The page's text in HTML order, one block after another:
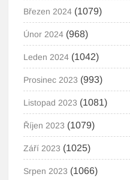
Březen 2024 (1079)
Únor 2024 (968)
Leden 2024 (1042)
Prosinec 2023 (993)
Listopad 2023 (1081)
Říjen 2023 (1079)
Září 2023 (1025)
Srpen 2023 (1066)